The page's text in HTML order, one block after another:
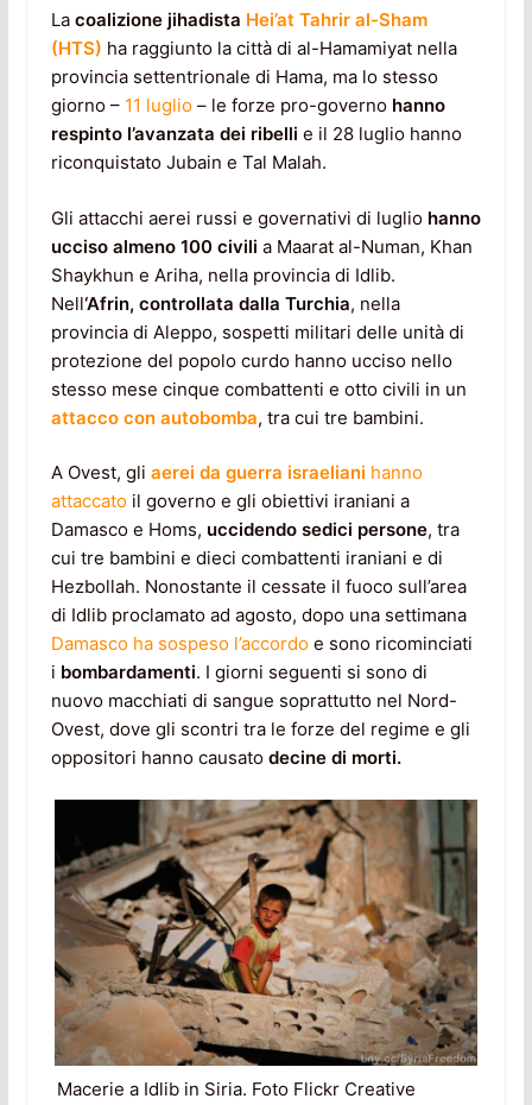
La coalizione jihadista Hei’at Tahrir al-Sham
(HTS) ha raggiunto la città di al-Hamamiyat nella
provincia settentrionale di Hama, ma lo stesso
giorno – 11 luglio– le forze pro-governo hanno
respinto l’avanzata dei ribelli e il 28 luglio hanno
riconquistato Jubain e Tal Malah.
Gli attacchi aerei russi e governativi di luglio hanno
ucciso almeno 100 civili a Maarat al-Numan, Khan
Shaykhun e Ariha, nella provincia di Idlib.
Nell‘Afrin, controllata dalla Turchia, nella
provincia di Aleppo, sospetti militari delle unità di
protezione del popolo curdo hanno ucciso nello
stesso mese cinque combattenti e otto civili in un
attacco con autobomba, tra cui tre bambini.
A Ovest, gli aerei da guerra israeliani hanno
attaccatoil governo e gli obiettivi iraniani a
Damasco e Homs, uccidendo sedici persone, tra
cui tre bambini e dieci combattenti iraniani e di
Hezbollah. Nonostante il cessate il fuoco sull’area
di Idlib proclamato ad agosto, dopo una settimana
Damasco ha sospeso l’accordoe sono ricominciati
i bombardamenti. I giorni seguenti si sono di
nuovo macchiati di sangue soprattutto nel Nord-
Ovest, dove gli scontri tra le forze del regime e gli
oppositori hanno causato decine di morti.
Macerie a Idlib in Siria. Foto Flickr Creative